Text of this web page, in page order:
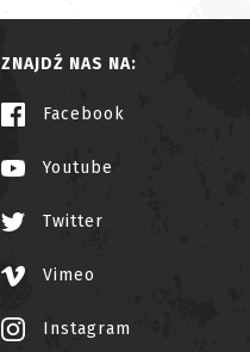
ZNAJDŹ NAS NA:
Facebook
Youtube
Twitter
Vimeo
Instagram